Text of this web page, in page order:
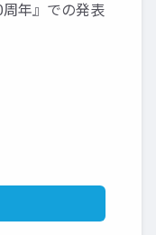
年』での発表